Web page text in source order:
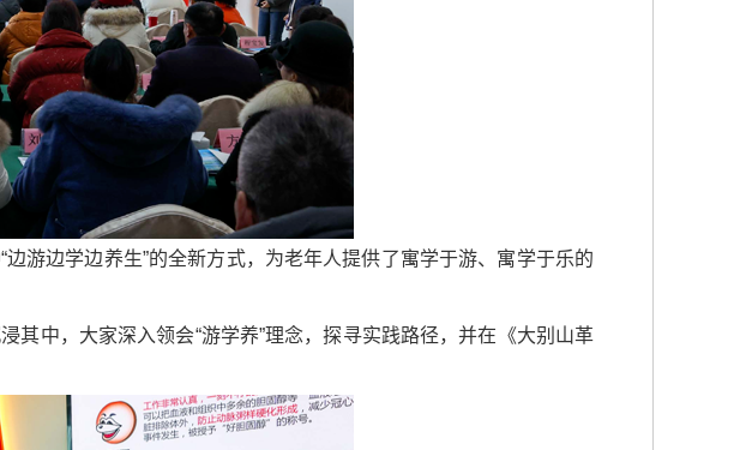
边游边学边养生”的全新方式，为老年人提供了寓学于游、寓学于乐的
其中，大家深入领会“游学养”理念，探寻实践路径，并在《大别山革